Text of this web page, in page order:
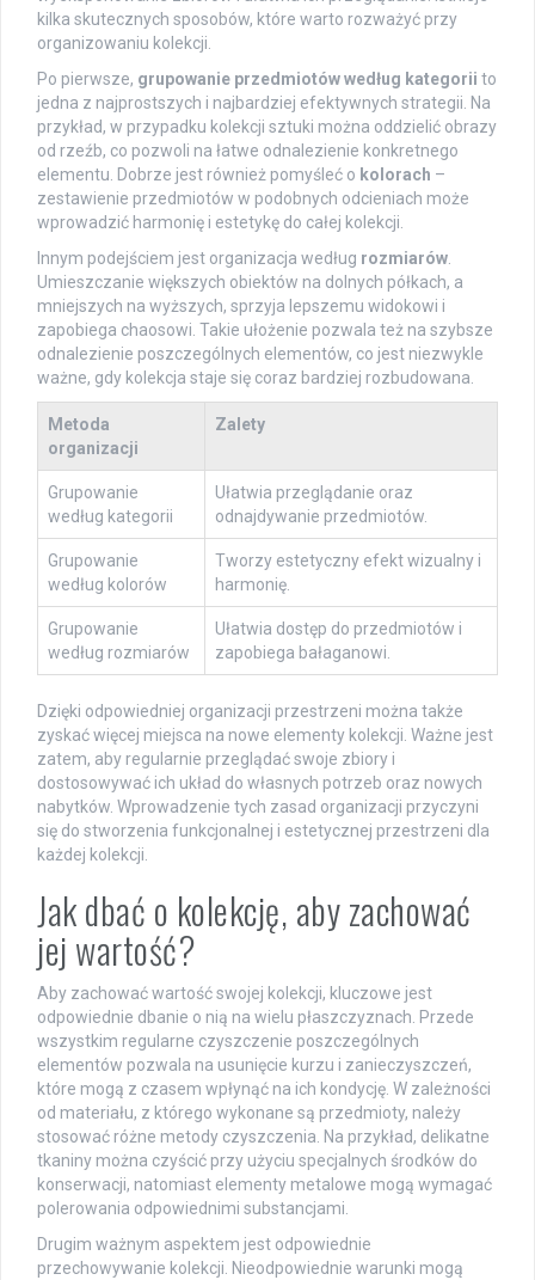
kilka skutecznych sposobów, które warto rozważyć przy
organizowaniu kolekcji.
Po pierwsze, grupowanie przedmiotów według kategorii to
jedna z najprostszych i najbardziej efektywnych strategii. Na
przykład, w przypadku kolekcji sztuki można oddzielić obrazy
od rzeźb, co pozwoli na łatwe odnalezienie konkretnego
elementu. Dobrze jest również pomyśleć o kolorach –
zestawienie przedmiotów w podobnych odcieniach może
wprowadzić harmonię i estetykę do całej kolekcji.
Innym podejściem jest organizacja według rozmiarów
Umieszczanie większych obiektów na dolnych półkach, a
mniejszych na wyższych, sprzyja lepszemu widokowi i
zapobiega chaosowi. Takie ułożenie pozwala też na szybsze
odnalezienie poszczególnych elementów, co jest niezwykle
ważne, gdy kolekcja staje się coraz bardziej rozbudowana.
Metoda
organizacji
Zalety
Grupowanie
według kategorii
Ułatwia przeglądanie oraz
odnajdywanie przedmiotów.
Grupowanie
według kolorów
Tworzy estetyczny efekt wizualny i
harmonię.
Grupowanie
według rozmiarów
Ułatwia dostęp do przedmiotów i
zapobiega bałaganowi.
Dzięki odpowiedniej organizacji przestrzeni można także
zyskać więcej miejsca na nowe elementy kolekcji. Ważne jest
zatem, aby regularnie przeglądać swoje zbiory i
dostosowywać ich układ do własnych potrzeb oraz nowych
nabytków. Wprowadzenie tych zasad organizacji przyczyni
się do stworzenia funkcjonalnej i estetycznej przestrzeni dla
każdej kolekcji.
Jak dbać o kolekcję, aby zachować
jej wartość?
Aby zachować wartość swojej kolekcji, kluczowe jest
odpowiednie dbanie o nią na wielu płaszczyznach. Przede
wszystkim regularne czyszczenie poszczególnych
elementów pozwala na usunięcie kurzu i zanieczyszczeń,
które mogą z czasem wpłynąć na ich kondycję. W zależności
od materiału, z którego wykonane są przedmioty, należy
stosować różne metody czyszczenia. Na przykład, delikatne
tkaniny można czyścić przy użyciu specjalnych środków do
konserwacji, natomiast elementy metalowe mogą wymagać
polerowania odpowiednimi substancjami.
Drugim ważnym aspektem jest odpowiednie
przechowywanie kolekcji. Nieodpowiednie warunki mogą